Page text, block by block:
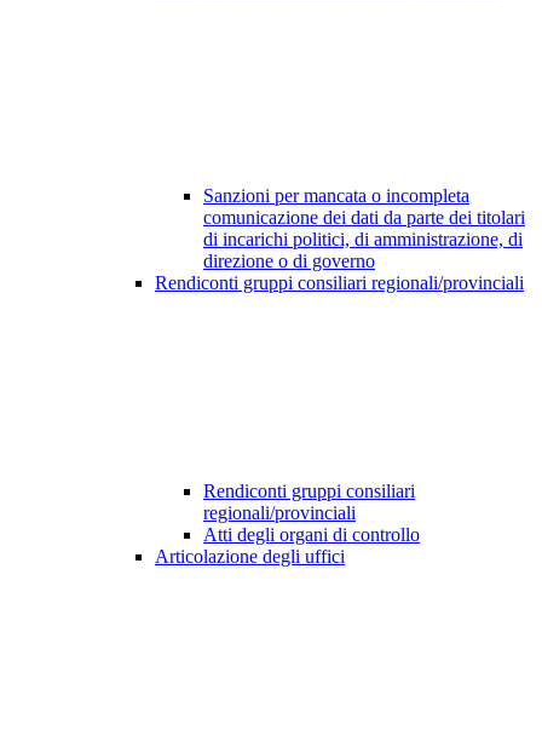
Sanzioni per mancata o incompleta
comunicazione dei dati da parte dei titolari
di incarichi politici, di amministrazione, di
direzione o di governo
Rendiconti gruppi consiliari regionali/provinciali
Rendiconti gruppi consiliari
regionali/provinciali
Atti degli organi di controllo
Articolazione degli uffici